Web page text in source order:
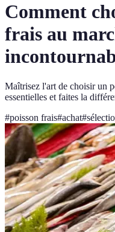
Comment
frais au
Maîtrisez l'art de choisir un
essentielles et faites la
#poisson frais#achat#